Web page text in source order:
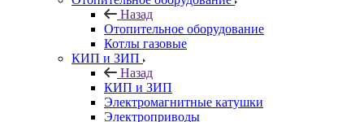
Назад
Отопительное оборудование
Котлы газовые
КИП и ЗИП
Назад
КИП и ЗИП
Электромагнитные катушки
Электроприводы